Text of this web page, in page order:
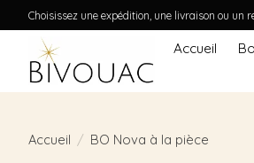
Choisissez une expédition, une livraison ou
Accueil
Accueil / BO Nova à la pièce